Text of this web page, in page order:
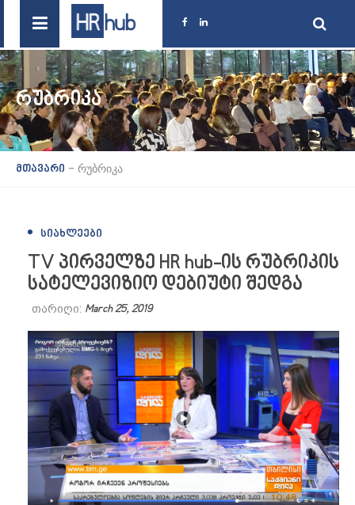
ᲠᲣᲑᲠᲘᲙᲐ
მთავარი - რუბრიკა
ᲡᲘᲐᲮᲚᲔᲔᲑᲘ
TV პირველზე HR hub-ის რუბრიკის
სატელევიზიო დებიუტი შედგა
თარიღი: March 25, 2019